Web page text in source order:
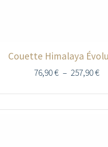
Couette Himalaya
76,90€ – 257,90€